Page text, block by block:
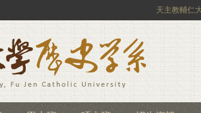
天主教輔仁